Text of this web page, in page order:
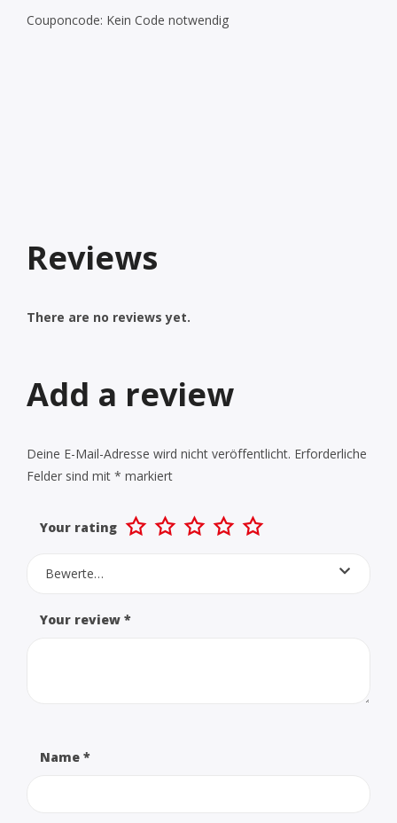
Couponcode: Kein Code notwendig
Reviews
There are no reviews yet.
Add a review
Deine E-Mail-Adresse wird nicht veröffentlicht. Erforderliche
Felder sind mit * markiert
Your rating
Bewerte…
Your review *
Name *